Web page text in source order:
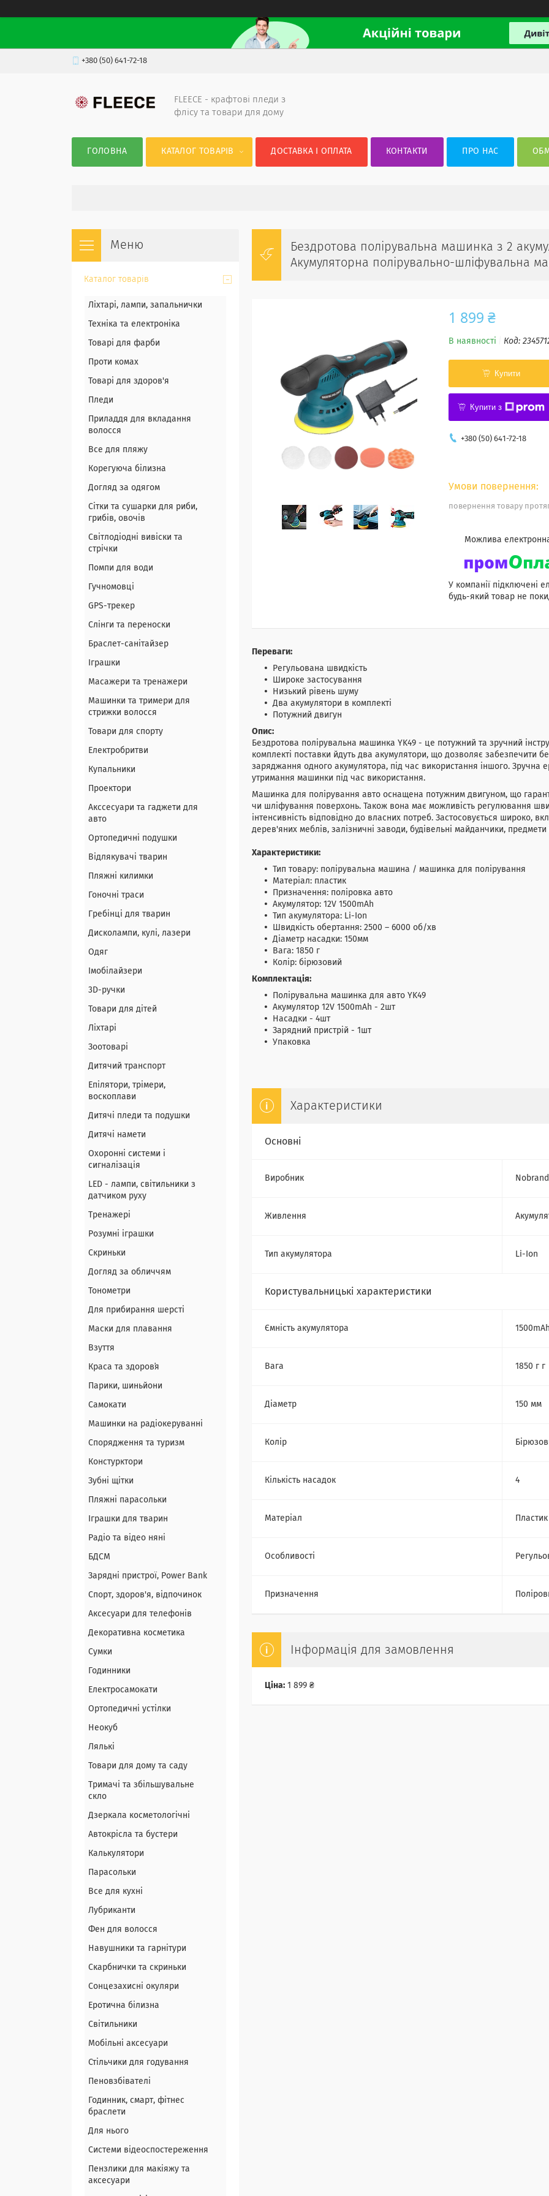
+380 (50) 641-72-18
FLEECE - крафтові пледи з
флісу та товари для дому
ГОЛОВНА КАТАЛОГ ТОВАРІВ ДОСТАВКА І ОПЛАТА КОНТАКТИ ПРО НАС
Бездротова полірувальна машинка з 2
Акумуляторна полірувально-шліфувальна
1 899 ₴
В наявності Код:
Купити
Купити з
+380 (50) 641-72-18
повернення товару
У компанії підключені
будь-який товар не
Переваги:
Регульована швидкість
Широке застосування
Низький рівень шуму
Два акумулятори в комплекті
Потужний двигун
Опис:
Бездротова полірувальна машинка YK49 - це потужний та зручний
комплекті поставки йдуть два акумулятори, що дозволяє забезпечити
заряджання одного акумулятора, під час використання іншого. Зручна
утримання машинки під час використання.
Машинка для полірування авто оснащена потужним двигуном, що
чи шліфування поверхонь. Також вона має можливість регулювання
інтенсивність відповідно до власних потреб. Застосовується широко,
дерев'яних меблів, залізничні заводи, будівельні майданчики, предмети
Характеристики:
Тип товару: полірувальна машина / машинка для полірування
Матеріал: пластик
Призначення: поліровка авто
Акумулятор: 12V 1500mAh
Тип акумулятора: Li-Ion
Швидкість обертання: 2500 – 6000 об/хв
Діаметр насадки: 150мм
Вага: 1850 г
Колір: бірюзовий
Комплектація:
Полірувальна машинка для авто YK49
Акумулятор 12V 1500mAh - 2шт
Насадки - 4шт
Зарядний пристрій - 1шт
Упаковка
Характеристики
Основні
Виробник Nobrand
Живлення
Тип акумулятора Li-Ion
Користувальницькі характеристики
Ємність акумулятора 1500mAh
Вага 1850 г г
Діаметр 150 мм
Колір
Кількість насадок 4
Матеріал Пластик
Особливості
Призначення
Інформація для замовлення
Ціна: 1 899 ₴
Каталог товарів
Ліхтарі, лампи, запальнички
Техніка та електроніка
Товарі для фарби
Проти комах
Товарі для здоров'я
Пледи
Приладдя для вкладання
волосся
Все для пляжу
Корегуюча білизна
Догляд за одягом
Сітки та сушарки для риби,
грибів, овочів
Світлодіодні вивіски та
стрічки
Помпи для води
Гучномовці
GPS-трекер
Слінги та переноски
Браслет-санітайзер
Іграшки
Масажери та тренажери
Машинки та тримери для
стрижки волосся
Товари для спорту
Електробритви
Купальники
Проектори
Акссесуари та гаджети для
авто
Ортопедичні подушки
Відлякувачі тварин
Пляжні килимки
Гоночні траси
Гребінці для тварин
Дисколампи, кулі, лазери
Одяг
Імобілайзери
3D-ручки
Товари для дітей
Ліхтарі
Зоотоварі
Дитячий транспорт
Епілятори, трімери,
воскоплави
Дитячі пледи та подушки
Дитячі намети
Охоронні системи і
сигналізація
LED - лампи, світильники з
датчиком руху
Тренажері
Розумні іграшки
Скриньки
Догляд за обличчям
Тонометри
Для прибирання шерсті
Маски для плавання
Взуття
Краса та здоровʼя
Парики, шиньйони
Самокати
Машинки на радіокеруванні
Спорядження та туризм
Констурктори
Зубні щітки
Пляжні парасольки
Іграшки для тварин
Радіо та відео няні
БДСМ
Зарядні пристрої, Power Bank
Спорт, здоров'я, відпочинок
Аксесуари для телефонів
Декоративна косметика
Сумки
Годинники
Електросамокати
Ортопедичні устілки
Неокуб
Лялькі
Товари для дому та саду
Тримачі та збільшувальне
скло
Дзеркала косметологічні
Автокрісла та бустери
Калькулятори
Парасольки
Все для кухні
Лубриканти
Фен для волосся
Навушники та гарнітури
Скарбнички та скриньки
Сонцезахисні окуляри
Еротична білизна
Світильники
Мобільні аксесуари
Стільчики для годування
Пеновзбівателі
Годинник, смарт, фітнес
браслети
Для нього
Системи відеоспостереження
Пензлики для макіяжу та
аксесуари